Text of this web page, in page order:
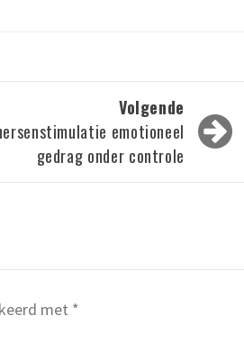
Volgende
emotioneel
gedrag onder controle
met *